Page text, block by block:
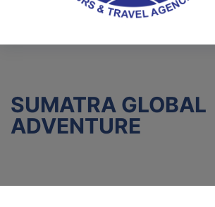
SUMATRA GLOBAL
ADVENTURE